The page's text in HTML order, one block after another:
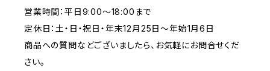
営業時間：平日9:00〜18:00まで
定休日：土・日・祝日・年末12月25日〜年始1月6日
商品への質問などございましたら、お気軽にお問合せくだ
さい。